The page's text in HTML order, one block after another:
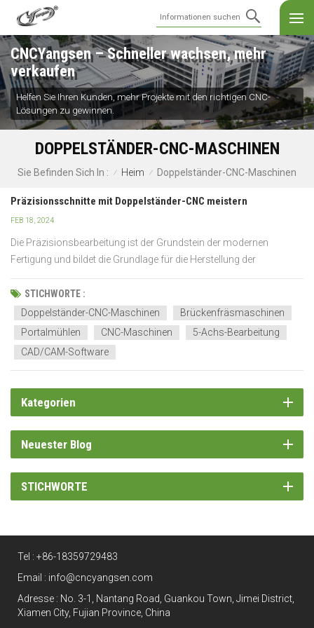
CNCYangsen – Schneller wachsen, mehr
verkaufen
Helfen Sie Ihren Kunden, mehr Projekte mit den richtigen CNC-
Lösungen zu gewinnen.
DOPPELSTÄNDER-CNC-MASCHINEN
Sie Befinden Sich In : / Heim / Doppelständer-CNC-Maschinen
Präzisionsschnitte mit Doppelständer-CNC meistern
FEB 18, 2024
Die Präzisionsbearbeitung ist der Grundstein der modernen
Fertigung und bildet die Grundlage für die Herstellung der
komplexesten Komponenten mit unübertroffener Genauigkeit.
Doppelständer-CNC-Maschinen sind bedeutende Akteure auf
diesem Gebiet und gestalten die industrielle Produktion durch
präzis...
STICHWORTE :
Doppelständer-CNC-Maschinen
Brückenfräsmaschinen
Portalmühlen
CNC-Maschinen
5-Achs-Bearbeitung
CAD/CAM-Software
Kategorien
Neuester Blog
STICHWORTE
Tel : +86-18359729483
Email : info@cncyangsen.com
Adresse : No. 3-1, Nantang Road, Guankou Town, Jimei District,
Xiamen City, Fujian Province, China